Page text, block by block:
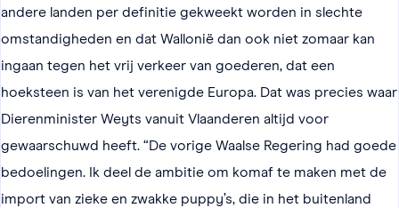
andere landen per definitie gekweekt worden in slechte
omstandigheden en dat Wallonië dan ook niet zomaar kan
ingaan tegen het vrij verkeer van goederen, dat een
hoeksteen is van het verenigde Europa. Dat was precies waar
Dierenminister Weyts vanuit Vlaanderen altijd voor
gewaarschuwd heeft. “De vorige Waalse Regering had goede
bedoelingen. Ik deel de ambitie om komaf te maken met de
import van zieke en zwakke puppy’s, die in het buitenland